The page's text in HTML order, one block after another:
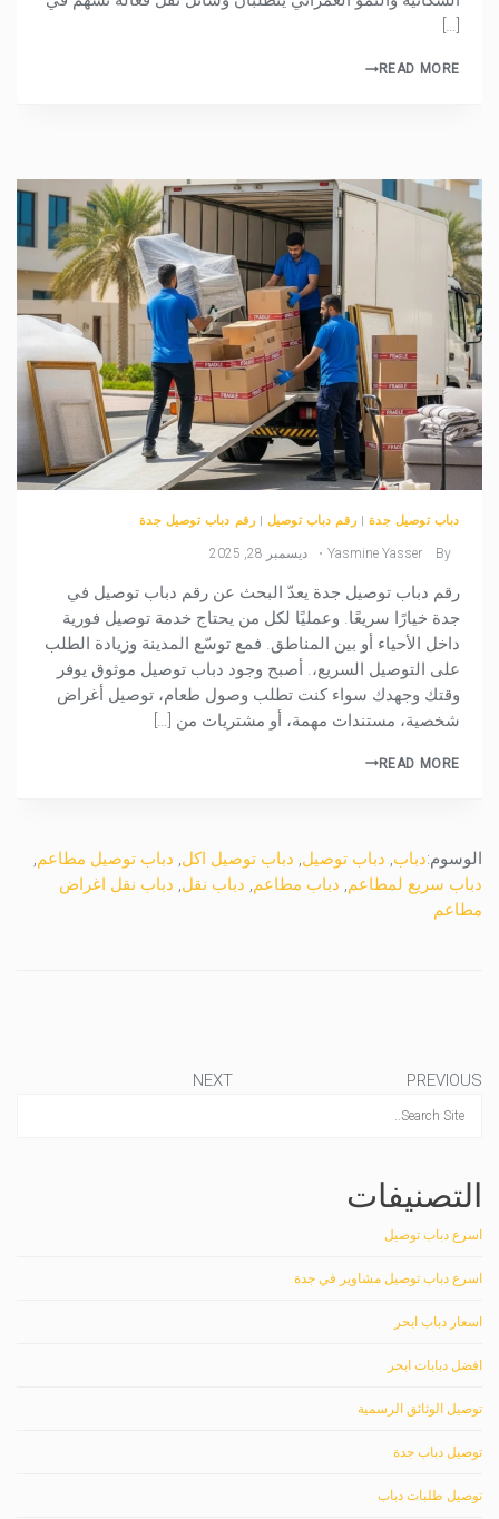
[…]
READ MORE
دباب توصيل جدة | رقم دباب توصيل | رقم دباب توصيل جدة
By
Yasmine Yasser ديسمبر 28, 2025
رقم دباب توصيل جدة يعدّ البحث عن رقم دباب توصيل في
جدة خيارًا سريعًا. وعمليًا لكل من يحتاج خدمة توصيل فورية
داخل الأحياء أو بين المناطق. فمع توسّع المدينة وزيادة الطلب
على التوصيل السريع،. أصبح وجود دباب توصيل موثوق يوفر
وقتك وجهدك سواء كنت تطلب وصول طعام، توصيل أغراض
شخصية، مستندات مهمة، أو مشتريات من […]
READ MORE
الوسوم:دباب, دباب توصيل, دباب توصيل اكل, دباب توصيل مطاعم,
دباب سريع لمطاعم, دباب مطاعم, دباب نقل, دباب نقل اغراض
مطاعم
PREVIOUS
NEXT
التصنيفات
اسرع دباب توصيل
اسرع دباب توصيل مشاوير في جدة
اسعار دباب ابحر
افضل دبابات ابحر
توصيل الوثائق الرسمية
توصيل دباب جدة
توصيل طلبات دباب